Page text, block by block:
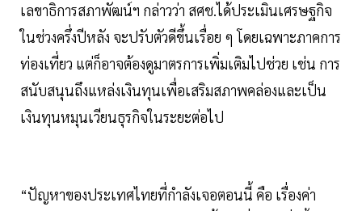
เลขาธิการสภาพัฒน์ฯ กล่าวว่า สศช.ได้ประเมินเศรษฐกิจ
ในช่วงครึ่งปีหลัง จะปรับตัวดีขึ้นเรื่อย ๆ โดยเฉพาะภาคการ
ท่องเที่ยว แต่ก็อาจต้องดูมาตรการเพิ่มเติมไปช่วย เช่น การ
สนับสนุนถึงแหล่งเงินทุนเพื่อเสริมสภาพคล่องและเป็น
เงินทุนหมุนเวียนธุรกิจในระยะต่อไป
“ปัญหาของประเทศไทยที่กำลังเจอตอนนี้ คือ เรื่องค่า